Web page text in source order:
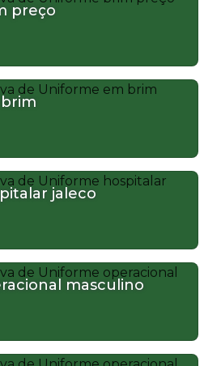
preço
jaleco
masculino